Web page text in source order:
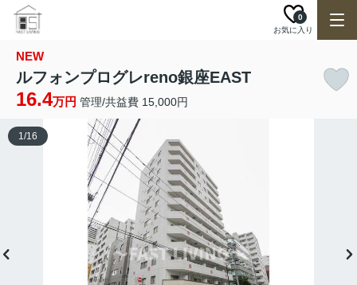
お気に入り
0
NEW
ルフォンプログレreno銀座EAST
16.4万円 管理/共益費 15,000円
1/16